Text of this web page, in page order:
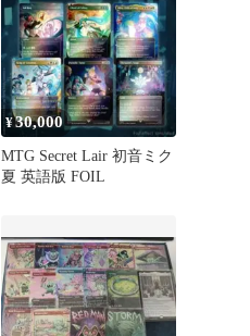
¥30,000
MTG Secret Lair 初音ミク
夏 英語版 FOIL